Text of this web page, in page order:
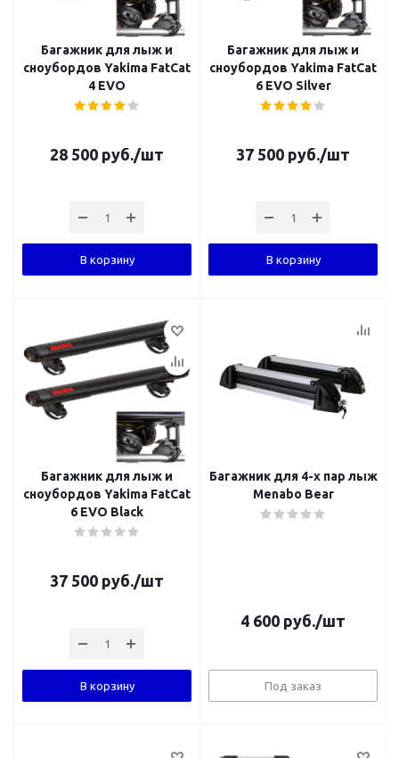
Багажник для лыж и
сноубордов Yakima FatCat
4 EVO
28 500 руб./шт
В корзину
Багажник для лыж и
сноубордов Yakima FatCat
6 EVO Silver
37 500 руб./шт
В корзину
Багажник для лыж и
сноубордов Yakima FatCat
6 EVO Black
37 500 руб./шт
В корзину
Багажник для 4-х пар лыж
Menabo Bear
4 600 руб./шт
Под заказ